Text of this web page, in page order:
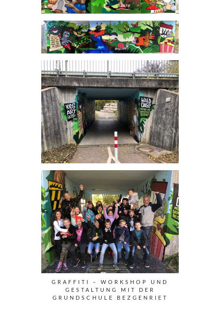
GRAFFITI – WORKSHOP UND
GESTALTUNG MIT DER
GRUNDSCHULE BEZGENRIET